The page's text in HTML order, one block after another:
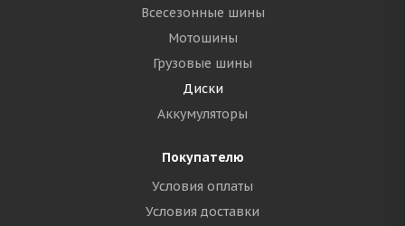
Всесезонные шины
Мотошины
Грузовые шины
Диски
Аккумуляторы
Покупателю
Условия оплаты
Условия доставки